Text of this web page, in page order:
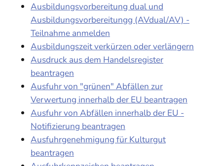
Ausbildungsvorbereitung dual und
Ausbildungsvorbereitungg (AVdual/AV) -
Teilnahme anmelden
Ausbildungszeit verkürzen oder verlängern
Ausdruck aus dem Handelsregister
beantragen
Ausfuhr von "grünen" Abfällen zur
Verwertung innerhalb der EU beantragen
Ausfuhr von Abfällen innerhalb der EU -
Notifizierung beantragen
Ausfuhrgenehmigung für Kulturgut
beantragen